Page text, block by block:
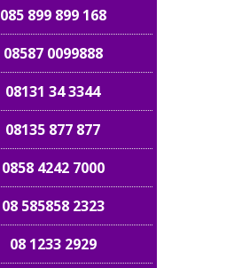
085 899 899 168
08587 0099888
08131 34 3344
08135 877 877
0858 4242 7000
08 585858 2323
08 1233 2929